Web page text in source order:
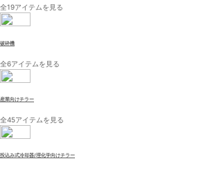
全19アイテムを見る
破砕機
全6アイテムを見る
産業向けチラー
全45アイテムを見る
投込み式冷却器/理化学向けチラー